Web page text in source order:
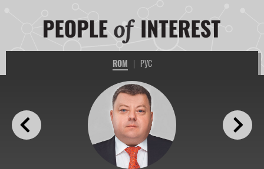
ROM | РУС